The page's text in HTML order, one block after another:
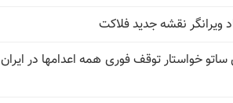
ویرانگر نقشه جدید فلاکت
ساتو خواستار توقف فوری همه اعدامها در ایران